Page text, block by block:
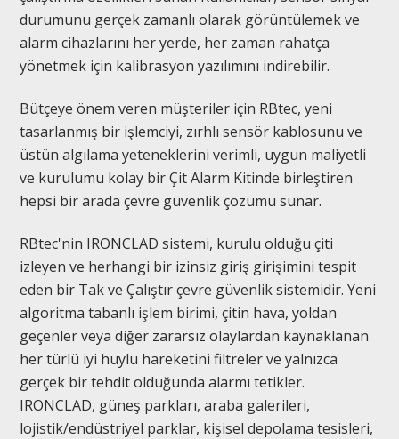
durumunu gerçek zamanlı olarak görüntülemek ve
alarm cihazlarını her yerde, her zaman rahatça
yönetmek için kalibrasyon yazılımını indirebilir.
Bütçeye önem veren müşteriler için RBtec, yeni
tasarlanmış bir işlemciyi, zırhlı sensör kablosunu ve
üstün algılama yeteneklerini verimli, uygun maliyetli
ve kurulumu kolay bir Çit Alarm Kitinde birleştiren
hepsi bir arada çevre güvenlik çözümü sunar.
RBtec'nin IRONCLAD sistemi, kurulu olduğu çiti
izleyen ve herhangi bir izinsiz giriş girişimini tespit
eden bir Tak ve Çalıştır çevre güvenlik sistemidir. Yeni
algoritma tabanlı işlem birimi, çitin hava, yoldan
geçenler veya diğer zararsız olaylardan kaynaklanan
her türlü iyi huylu hareketini filtreler ve yalnızca
gerçek bir tehdit olduğunda alarmı tetikler.
IRONCLAD, güneş parkları, araba galerileri,
lojistik/endüstriyel parklar, kişisel depolama tesisleri,